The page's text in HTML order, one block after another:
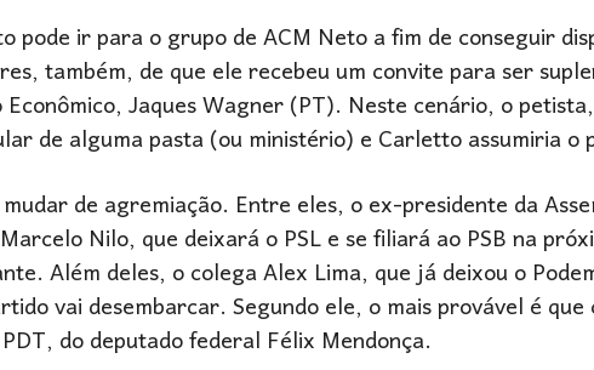
pode ir para o grupo de ACM Neto a fim de conseguir
também, de que ele recebeu um convite para ser
Jaques Wagner (PT). Neste cenário, o
de alguma pasta (ou ministério) e Carletto assumiria o
de agremiação. Entre eles, o ex-presidente da
Nilo, que deixará o PSL e se filiará ao PSB na
Além deles, o colega Alex Lima, que já deixou o
vai desembarcar. Segundo ele, o mais provável é
do deputado federal Félix Mendonça.